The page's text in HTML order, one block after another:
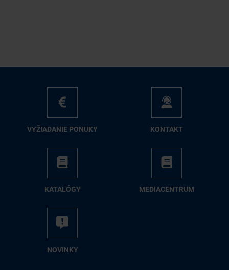
VY­ŽIA­DA­NIE PO­NU­KY KON­TAKT
KA­TA­LÓ­GY ME­DIA­CEN­TRUM
NO­VIN­KY